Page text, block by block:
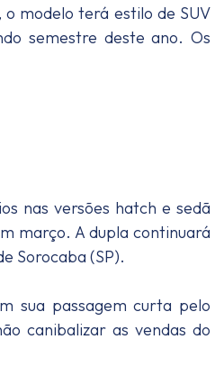
modelo terá estilo de SUV
semestre deste ano. Os
nas versões hatch e sedã
março. A dupla continuará
Sorocaba (SP).
sua passagem curta pelo
canibalizar as vendas do